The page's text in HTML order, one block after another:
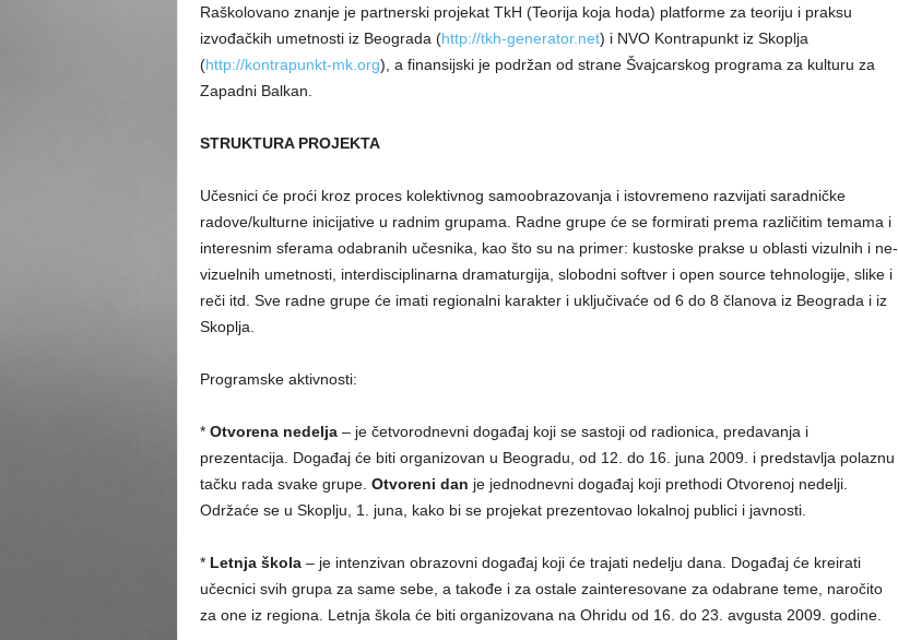
Raškolovano znanje je partnerski projekat TkH (Teorija koja hoda) platforme za teoriju i praksu
izvođačkih umetnosti iz Beograda (http://tkh-generator.net) i NVO Kontrapunkt iz Skoplja
(http://kontrapunkt-mk.org), a finansijski je podržan od strane Švajcarskog programa za kulturu za
Zapadni Balkan.
STRUKTURA PROJEKTA
Učesnici će proći kroz proces kolektivnog samoobrazovanja i istovremeno razvijati saradničke
radove/kulturne inicijative u radnim grupama. Radne grupe će se formirati prema različitim temama i
interesnim sferama odabranih učesnika, kao što su na primer: kustoske prakse u oblasti vizulnih i ne-
vizuelnih umetnosti, interdisciplinarna dramaturgija, slobodni softver i open source tehnologije, slike i
reči itd. Sve radne grupe će imati regionalni karakter i uključivaće od 6 do 8 članova iz Beograda i iz
Skoplja.
Programske aktivnosti:
* Otvorena nedelja– je četvorodnevni događaj koji se sastoji od radionica, predavanja i
prezentacija. Događaj će biti organizovan u Beogradu, od 12. do 16. juna 2009. i predstavlja polaznu
tačku rada svake grupe. Otvoreni dan je jednodnevni događaj koji prethodi Otvorenoj nedelji.
Održaće se u Skoplju, 1. juna, kako bi se projekat prezentovao lokalnoj publici i javnosti.
* Letnja škola– je intenzivan obrazovni događaj koji će trajati nedelju dana. Događaj će kreirati
učecnici svih grupa za same sebe, a takođe i za ostale zainteresovane za odabrane teme, naročito
za one iz regiona. Letnja škola će biti organizovana na Ohridu od 16. do 23. avgusta 2009. godine.